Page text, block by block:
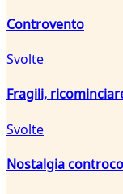
Controvento
Svolte
Fragili,
Svolte
Nostalgia